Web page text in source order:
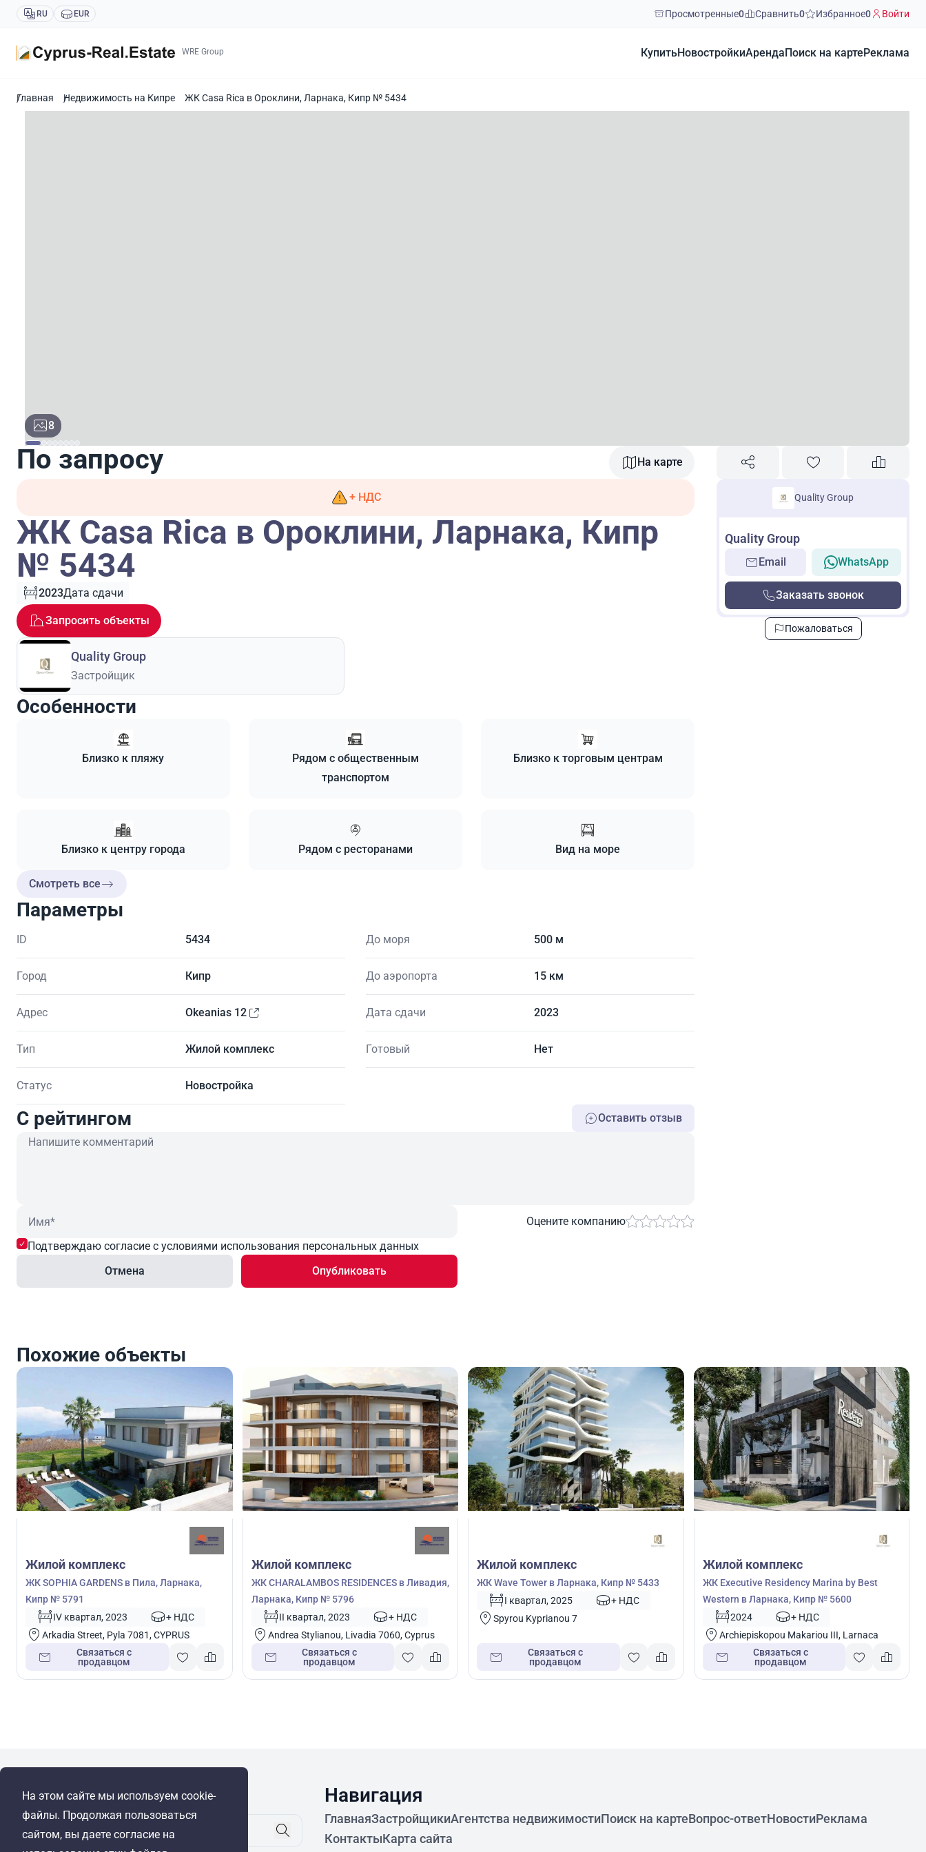
RU EUR Просмотренные0 Сравнить0 Избранное0 Войти
WRE Group КупитьНовостройкиАренда Поиск на карте Реклама
Главная Недвижимость на Кипре ЖК Casa Rica в Ороклини, Ларнака, Кипр № 5434
8
По запросу На карте
+ НДС
ЖК Casa Rica в Ороклини, Ларнака, Кипр
№ 5434
2023Дата сдачи
Запросить объекты
Quality Group
Застройщик
Особенности
Близко к пляжу
Рядом с общественным
транспортом
Близко к торговым центрам
Близко к центру города Рядом с ресторанами Вид на море
Смотреть все
Параметры
ID 5434
Город Кипр
Адрес Okeanias 12
Тип Жилой комплекс
Статус Новостройка
До моря 500 м
До аэропорта 15 км
Дата сдачи 2023
Готовый Нет
C рейтингом Оставить отзыв
Оцените компанию
Подтверждаю согласие с условиями использования персональных данных
Отмена
Опубликовать
Quality Group
Quality Group
Email WhatsApp
Заказать звонок
Пожаловаться
Похожие объекты
Жилой комплекс
ЖК SOPHIA GARDENS в Пила, Ларнака,
Кипр № 5791
IV квартал, 2023
+ НДС
Arkadia Street, Pyla 7081, CYPRUS
Связаться с
продавцом
Жилой комплекс
ЖК CHARALAMBOS RESIDENCES в Ливадия,
Ларнака, Кипр № 5796
II квартал, 2023
+ НДС
Andrea Stylianou, Livadia 7060, Cyprus
Связаться с
продавцом
Жилой комплекс
ЖК Wave Tower в Ларнака, Кипр № 5433
I квартал, 2025
+ НДС
Spyrou Kyprianou 7
Связаться с
продавцом
Жилой комплекс
ЖК Executive Residency Marina by Best
Western в Ларнака, Кипр № 5600
2024
+ НДС
Archiepiskopou Makariou III, Larnaca
Связаться с
продавцом
На этом сайте мы используем cookie-
файлы. Продолжая пользоваться
сайтом, вы даете согласие на
© Cyprus Realestate 2026. Все права защищены! Навигация
ГлавнаяЗастройщикиАгентства недвижимостиПоиск на картеВопрос-ответНовостиРеклама
КонтактыКарта сайта